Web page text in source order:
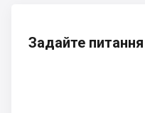
Задайте